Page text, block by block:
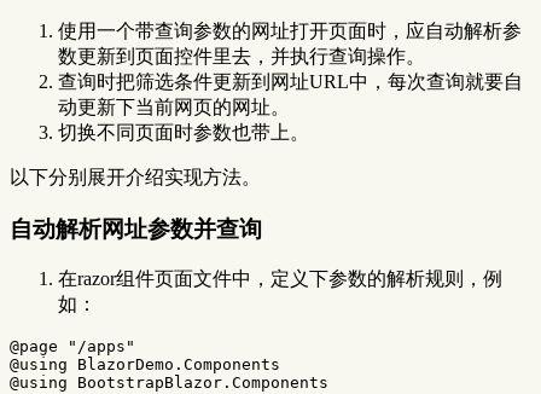
使用一个带查询参数的网址打开页面时，应自动解析参
数更新到页面控件里去，并执行查询操作。
查询时把筛选条件更新到网址URL中，每次查询就要自
动更新下当前网页的网址。
切换不同页面时参数也带上。
以下分别展开介绍实现方法。
自动解析网址参数并查询
在razor组件页面文件中，定义下参数的解析规则，例
如：
@page
"/apps"
@using
BlazorDemo . Components
@using
BootstrapBlazor . Components